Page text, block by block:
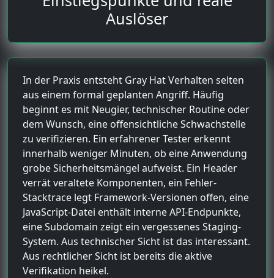
Auslöser
In der Praxis entsteht Gray Hat Verhalten selten
aus einem formal geplanten Angriff. Häufig
beginnt es mit Neugier, technischer Routine oder
dem Wunsch, eine offensichtliche Schwachstelle
zu verifizieren. Ein erfahrener Tester erkennt
innerhalb weniger Minuten, ob eine Anwendung
grobe Sicherheitsmängel aufweist. Ein Header
verrät veraltete Komponenten, ein Fehler-
Stacktrace legt Framework-Versionen offen, eine
JavaScript-Datei enthält interne API-Endpunkte,
eine Subdomain zeigt ein vergessenes Staging-
System. Aus technischer Sicht ist das interessant.
Aus rechtlicher Sicht ist bereits die aktive
Verifikation heikel.